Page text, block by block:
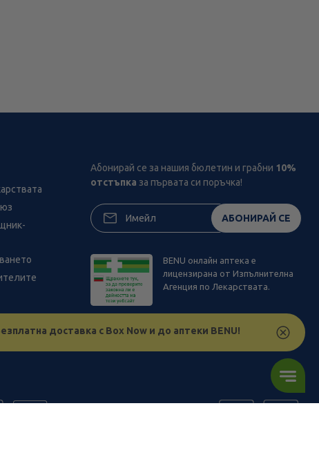
доставка с Box Now и до аптеки BENU!
Абонирай се за нашия бюлетин и грабни 10%
отстъпка за първата си поръчка!
АБОНИРАЙ СЕ
BENU онлайн аптека е
лицензирана от Изпълнителна
Агенция по Лекарствата.